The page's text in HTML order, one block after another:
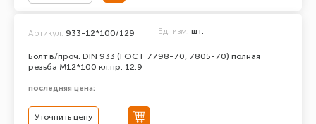
Болт в/проч. DIN 933 (ГОСТ 7798-70, 7805-70) полная
резьба М12*100 кл.пр. 12.9
Артикул: 933-12*100/129 Ед. изм. шт.
последняя цена:
Уточнить цену